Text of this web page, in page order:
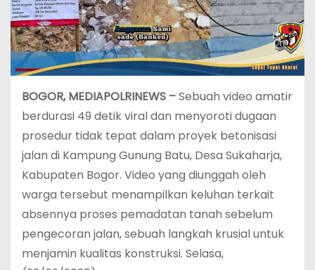
‎BOGOR, MEDIAPOLRINEWS –Sebuah video amatir
berdurasi 49 detik viral dan menyoroti dugaan
prosedur tidak tepat dalam proyek betonisasi
jalan di Kampung Gunung Batu, Desa Sukaharja,
Kabupaten Bogor. Video yang diunggah oleh
warga tersebut menampilkan keluhan terkait
absennya proses pemadatan tanah sebelum
pengecoran jalan, sebuah langkah krusial untuk
menjamin kualitas konstruksi. Selasa,